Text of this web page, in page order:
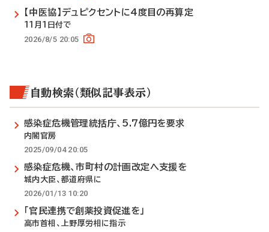
【中医協】デュピクセントに4度目の再算定
11月1日付で
2026/8/5 20:05
自動検索（類似記事表示）
感染症危機管理統括庁、5.7億円を要求
内閣官房
2025/09/04 20:05
感染症危機、市町村の計画改定へ支援を
城内大臣、都道府県に
2026/01/13 10:20
「官民連携で創薬投資促進を」
高市首相、上野厚労相に指示